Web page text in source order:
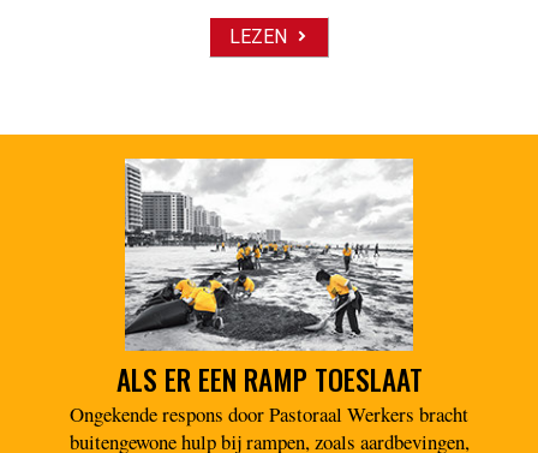
LEZEN
ALS ER EEN RAMP TOESLAAT
Ongekende respons door Pastoraal Werkers bracht
buitengewone hulp bij rampen, zoals aardbevingen,